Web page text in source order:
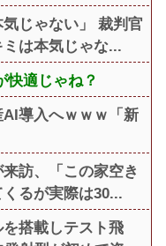
じゃない」 裁判官
ミは本気じゃな...
快適じゃね？
導入へｗｗｗ「新
訪、「この家空き
るが実際は30...
搭載しテスト飛